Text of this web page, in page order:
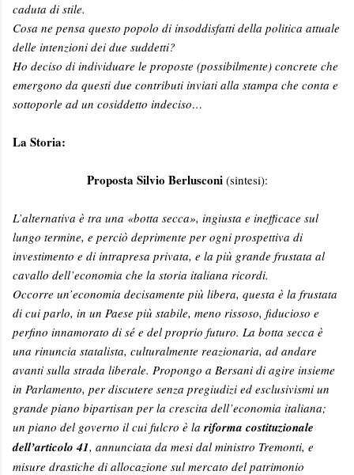
caduta di stile.
Cosa ne pensa questo popolo di insoddisfatti della politica attuale
delle intenzioni dei due suddetti?
Ho deciso di individuare le proposte (possibilmente) concrete che
emergono da questi due contributi inviati alla stampa che conta e
sottoporle ad un cosiddetto indeciso…
La Storia:
Proposta Silvio Berlusconi(sintesi):
L’alternativa è tra una «botta secca», ingiusta e inefficace sul
lungo termine, e perciò deprimente per ogni prospettiva di
investimento e di intrapresa privata, e la più grande frustata al
cavallo dell’economia che la storia italiana ricordi.
Occorre un’economia decisamente più libera, questa è la frustata
di cui parlo, in un Paese più stabile, meno rissoso, fiducioso e
perfino innamorato di sé e del proprio futuro. La botta secca è
una rinuncia statalista, culturalmente reazionaria, ad andare
avanti sulla strada liberale. Propongo a Bersani di agire insieme
in Parlamento, per discutere senza pregiudizi ed esclusivismi un
grande piano bipartisan per la crescita dell’economia italiana;
un piano del governo il cui fulcro è lariforma costituzionale
dell’articolo 41, annunciata da mesi dal ministro Tremonti, e
misure drastiche di allocazione sul mercato del patrimonio